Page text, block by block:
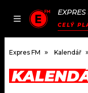
EXPRES
CELÝ
DOMŮ
Expres FM Kalendář